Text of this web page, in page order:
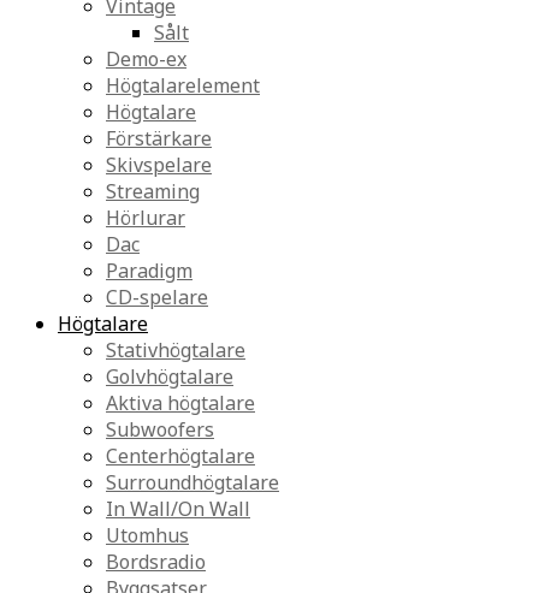
Vintage
Sålt
Demo-ex
Högtalarelement
Högtalare
Förstärkare
Skivspelare
Streaming
Hörlurar
Dac
Paradigm
CD-spelare
Högtalare
Stativhögtalare
Golvhögtalare
Aktiva högtalare
Subwoofers
Centerhögtalare
Surroundhögtalare
In Wall/On Wall
Utomhus
Bordsradio